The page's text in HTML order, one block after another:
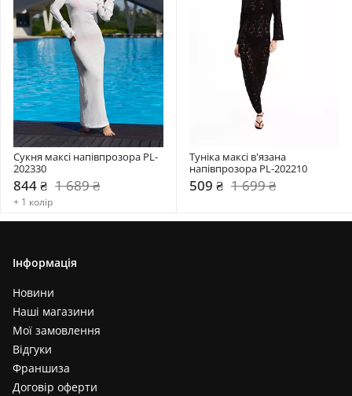
Сукня максі напівпрозора PL-
202330
844 ₴ 1 689 ₴
+ 1 колір
Туніка максі в'язана
напівпрозора PL-202210
509 ₴ 1 699 ₴
Інформація
Новини
Наші магазини
Мої замовлення
Відгуки
Франшиза
Договір оферти